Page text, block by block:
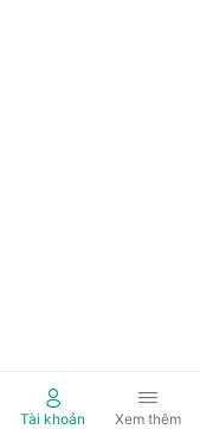
Tài khoản Xem thêm